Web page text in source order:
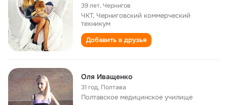
39 лет,Чернигов
ЧКТ, Черниговский коммерческий
техникум
Добавить в друзья
Оля Иващенко
31 год, Полтава
Полтавское медицинское училище